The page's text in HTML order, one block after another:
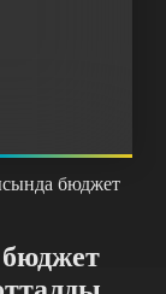
бюджет